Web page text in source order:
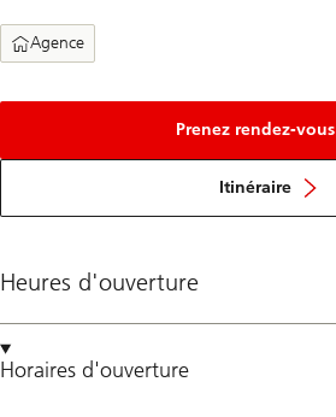
Agence
Prenez rendez-vous
Itinéraire
Heures d'ouverture
Horaires d'ouverture